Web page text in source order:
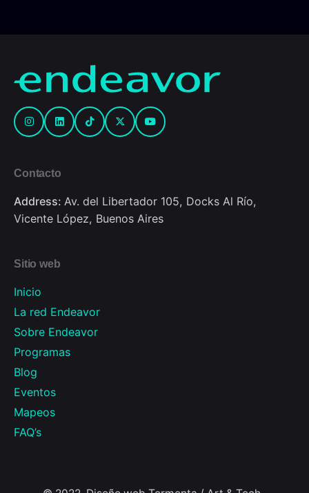
Contacto
Address: Av. del Libertador 105, Docks Al Río,
Vicente López, Buenos Aires
Sitio web
Inicio
La red Endeavor
Sobre Endeavor
Programas
Blog
Eventos
Mapeos
FAQ’s